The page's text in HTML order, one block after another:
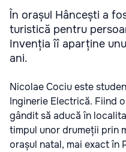
În orașul Hâncești a
turistică pentru
Invenția îî aparține
ani.
Nicolae Cociu este
Inginerie Electrică. Fiind
gândit să aducă în
timpul unor drumeții prin
orașul natal, mai exact în